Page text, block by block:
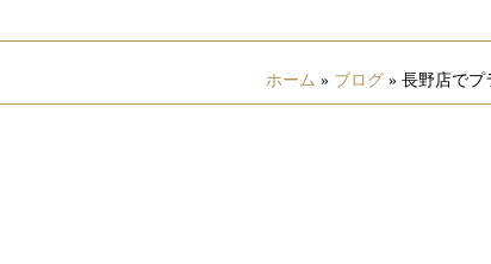
ホーム » ブログ » 長野店でプ